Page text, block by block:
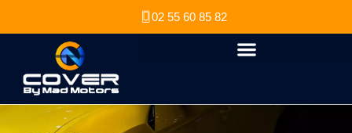
02 55 60 85 82